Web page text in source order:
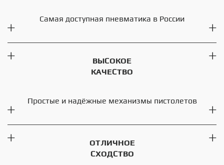
Самая доступная пневматика в России
ВЫСОКОЕ
КАЧЕСТВО
Простые и надёжные механизмы пистолетов
ОТЛИЧНОЕ
СХОДСТВО